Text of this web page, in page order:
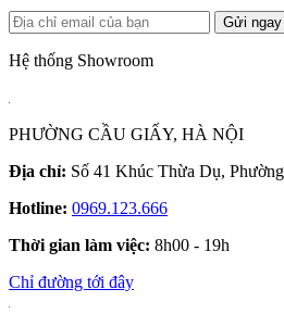
Gửi ngay
Hệ thống Showroom
PHƯỜNG CẦU GIẤY, HÀ NỘI
Địa chỉ: Số 41 Khúc Thừa Dụ,
Hotline: 0969.123.666
Thời gian làm việc: 8h00 - 19h
Chỉ đường tới đây